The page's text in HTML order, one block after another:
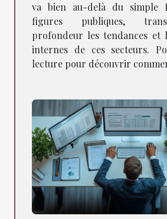
va bien au-delà du simple
figures publiques,
profondeur les tendances et
internes de ces secteurs.
lecture pour découvrir